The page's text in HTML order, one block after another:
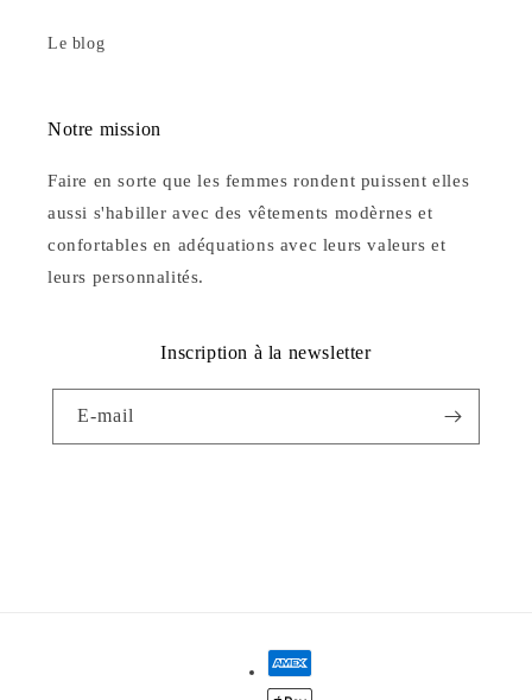
Le blog
Notre mission
Faire en sorte que les femmes rondent puissent elles
aussi s'habiller avec des vêtements modèrnes et
confortables en adéquations avec leurs valeurs et
leurs personnalités.
Inscription à la newsletter
E-mail